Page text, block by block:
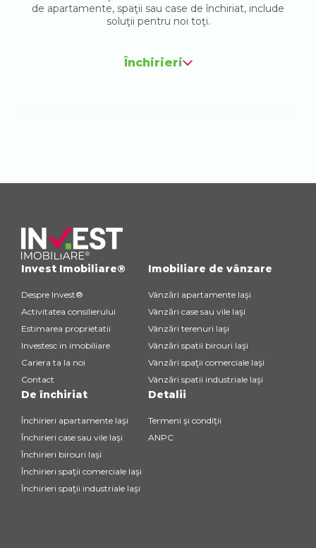
de apartamente, spaţii sau case de închiriat, include
soluţii pentru noi toţi.
Închirieri
Invest Imobiliare®
Despre Invest®
Activitatea consilierului
Estimarea proprietatii
Investesc in imobiliare
Cariera ta la noi
Contact
Imobiliare de vânzare
Vânzări apartamente Iaşi
Vânzări case sau vile Iaşi
Vânzări terenuri Iaşi
Vânzări spatii birouri Iaşi
Vânzări spaţii comerciale Iaşi
Vânzări spatii industriale Iaşi
De închiriat
Închirieri apartamente Iaşi
Închirieri case sau vile Iaşi
Închirieri birouri Iaşi
Închirieri spaţii comerciale Iaşi
Închirieri spaţii industriale Iaşi
Detalii
Termeni şi condiţii
ANPC